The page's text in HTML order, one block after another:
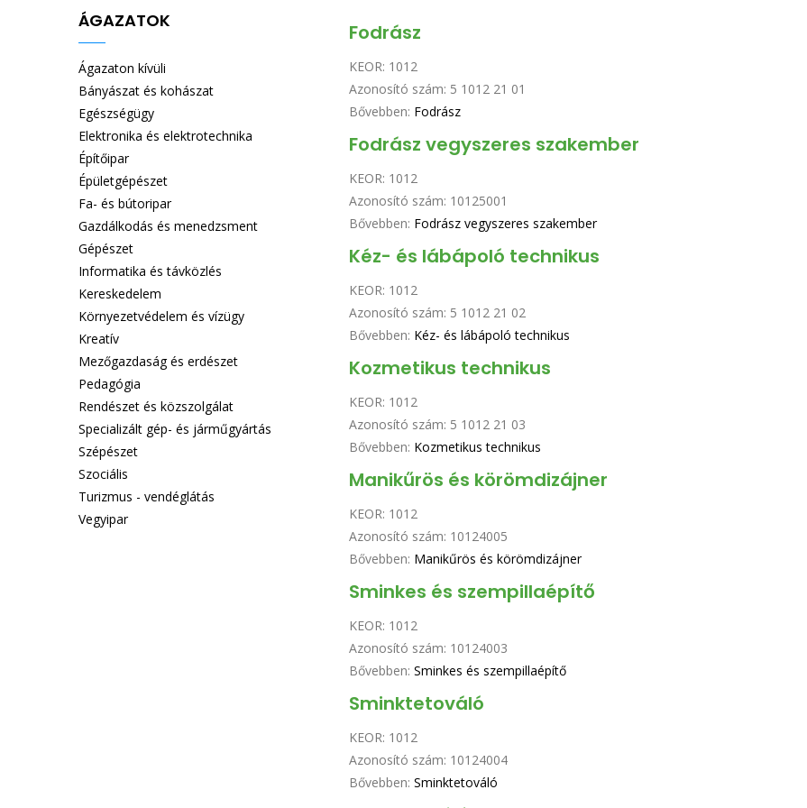
Fodrász
KEOR: 1012
Azonosító szám: 5 1012 21 01
Bővebben: Fodrász
Fodrász vegyszeres szakember
KEOR: 1012
Azonosító szám: 10125001
Bővebben: Fodrász vegyszeres szakember
Kéz- és lábápoló technikus
KEOR: 1012
Azonosító szám: 5 1012 21 02
Bővebben: Kéz- és lábápoló technikus
Kozmetikus technikus
KEOR: 1012
Azonosító szám: 5 1012 21 03
Bővebben: Kozmetikus technikus
Manikűrös és körömdizájner
KEOR: 1012
Azonosító szám: 10124005
Bővebben: Manikűrös és körömdizájner
Sminkes és szempillaépítő
KEOR: 1012
Azonosító szám: 10124003
Bővebben: Sminkes és szempillaépítő
Sminktetováló
KEOR: 1012
Azonosító szám: 10124004
Bővebben: Sminktetováló
ÁGAZATOK
Ágazaton kívüli
Bányászat és kohászat
Egészségügy
Elektronika és elektrotechnika
Építőipar
Épületgépészet
Fa- és bútoripar
Gazdálkodás és menedzsment
Gépészet
Informatika és távközlés
Kereskedelem
Környezetvédelem és vízügy
Kreatív
Mezőgazdaság és erdészet
Pedagógia
Rendészet és közszolgálat
Specializált gép- és járműgyártás
Szépészet
Szociális
Turizmus - vendéglátás
Vegyipar